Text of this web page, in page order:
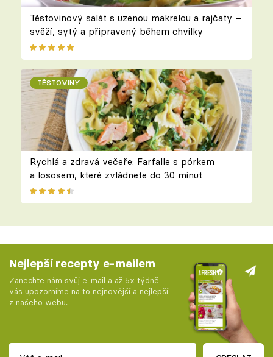
Těstovinový salát s uzenou makrelou a rajčaty –
svěží, sytý a připravený během chvilky
TĚSTOVINY
Rychlá a zdravá večeře: Farfalle s pórkem
a lososem, které zvládnete do 30 minut
Nejlepší recepty e-mailem
Zanechte nám svůj e-mail a až 5x týdně
vás upozorníme na to nejnovější a nejlepší
z našeho webu.